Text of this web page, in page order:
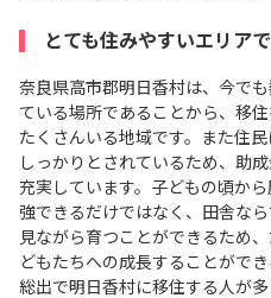
とても住みやすいエリア
奈良県高市郡明日香村は、今で
ている場所であることから、移
たくさんいる地域です。また住
しっかりとされているため、助
充実しています。子どもの頃か
強できるだけではなく、田舎な
見ながら育つことができるため
どもたちへの成長することがで
総出で明日香村に移住する人が